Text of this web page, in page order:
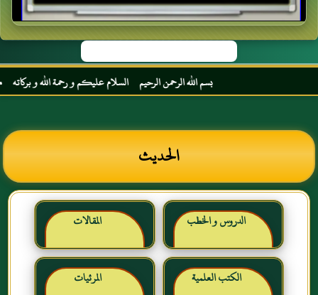
بسم الله الرحمن الرحيم السلام عليكم و رحمة الله و بركاته مرحبا
الحديث
الدروس و الخطب المقالات
الكتب العلمية المرئيات